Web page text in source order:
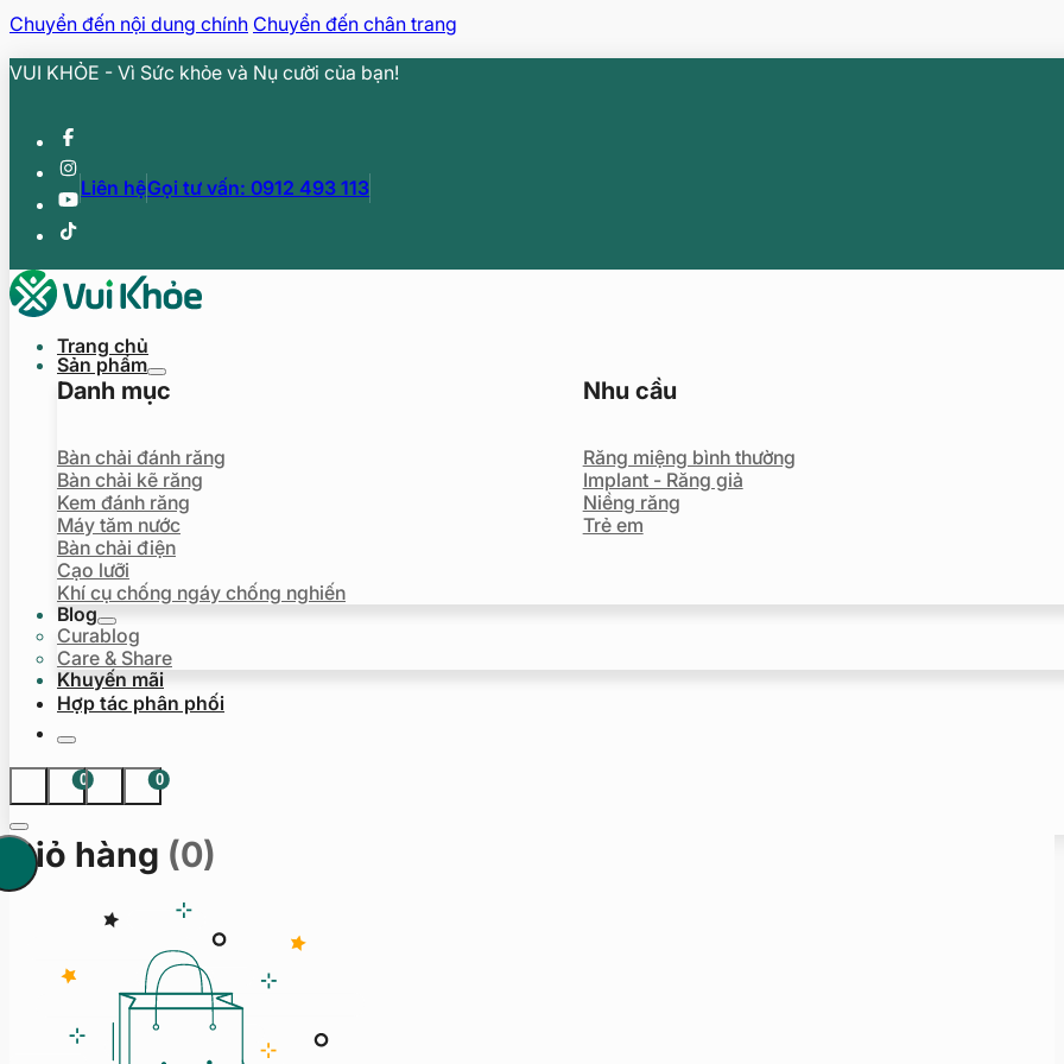
Chuyển đến nội dung chính Chuyển đến chân trang
VUI KHỎE - Vì Sức khỏe và Nụ cười của bạn!
Liên hệGọi tư vấn: 0912 493 113
Trang chủ
Sản phẩm
Danh mục
Bàn chải đánh răng
Bàn chải kẽ răng
Kem đánh răng
Máy tăm nước
Bàn chải điện
Cạo lưỡi
Khí cụ chống ngáy chống nghiến
Nhu cầu
Răng miệng bình thường
Implant - Răng giả
Niềng răng
Trẻ em
Blog
Curablog
Care & Share
Khuyến mãi
Hợp tác phân phối
0 0
Giỏ hàng (0)